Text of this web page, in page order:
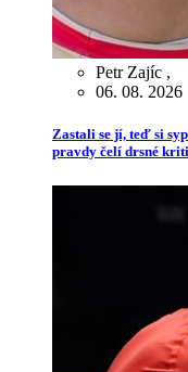
Petr Zajíc ,
06. 08. 2026
Zastali se jí, teď si
pravdy čelí drsné